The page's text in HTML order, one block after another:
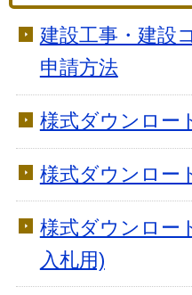
建設工事・建設
申請方法
様式ダウンロ
様式ダウンロ
様式ダウンロ
入札用)